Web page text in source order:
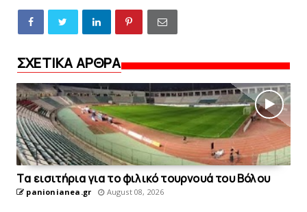
ΣΧΕΤΙΚΑ ΑΡΘΡΑ
Tα εισιτήρια για το φιλικό τουρνουά του Bόλου
panionianea.gr August 08, 2026